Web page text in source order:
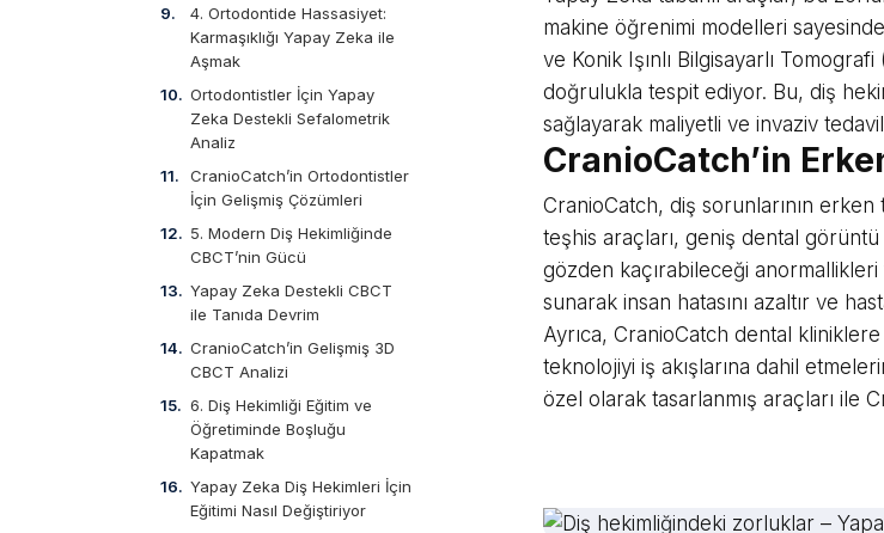
4. Ortodontide Hassasiyet:
Karmaşıklığı Yapay Zeka ile
Aşmak
Ortodontistler İçin Yapay
Zeka Destekli Sefalometrik
Analiz
CranioCatch’in Ortodontistler
İçin Gelişmiş Çözümleri
5. Modern Diş Hekimliğinde
CBCT’nin Gücü
Yapay Zeka Destekli CBCT
ile Tanıda Devrim
CranioCatch’in Gelişmiş 3D
CBCT Analizi
6. Diş Hekimliği Eğitim ve
Öğretiminde Boşluğu
Kapatmak
Yapay Zeka Diş Hekimleri İçin
Eğitimi Nasıl Değiştiriyor
makine öğrenimi modelleri
ve Konik Işınlı Bilgisayarlı
doğrulukla tespit ediyor. Bu, diş
sağlayarak maliyetli ve invaziv
CranioCatch’in
CranioCatch, diş sorunlarının
teşhis araçları, geniş dental
gözden kaçırabileceği
sunarak insan hatasını azaltır ve
Ayrıca, CranioCatch dental
teknolojiyi iş akışlarına dahil
özel olarak tasarlanmış araçları ile